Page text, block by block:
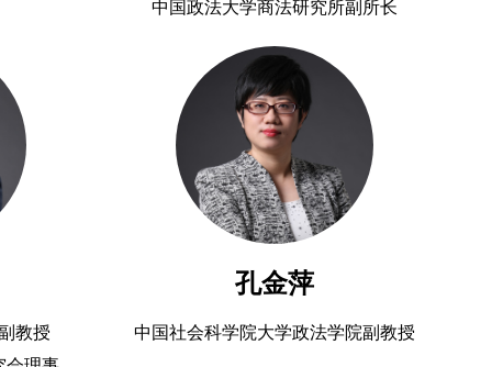
中国政法大学商法研究所副所长
教授
孔金萍
中国社会科学院大学政法学院副教授